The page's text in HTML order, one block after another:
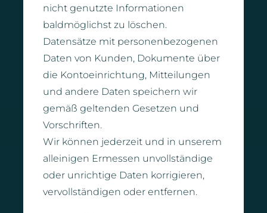
nicht genutzte Informationen
baldmöglichst zu löschen.
Datensätze mit personenbezogenen
Daten von Kunden, Dokumente über
die Kontoeinrichtung, Mitteilungen
und andere Daten speichern wir
gemäß geltenden Gesetzen und
Vorschriften.
Wir können jederzeit und in unserem
alleinigen Ermessen unvollständige
oder unrichtige Daten korrigieren,
vervollständigen oder entfernen.